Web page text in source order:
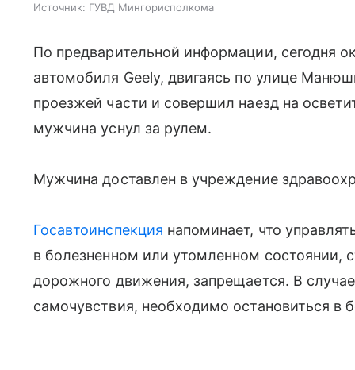
Источник: ГУВД Мингорисполкома
По предварительной информации, сегодня
автомобиля Geely, двигаясь по улице
проезжей части и совершил наезд на
мужчина уснул за рулем.
Мужчина доставлен в учреждение
Госавтоинспекция напоминает, что
в болезненном или утомленном состоянии,
дорожного движения, запрещается. В
самочувствия, необходимо остановиться в